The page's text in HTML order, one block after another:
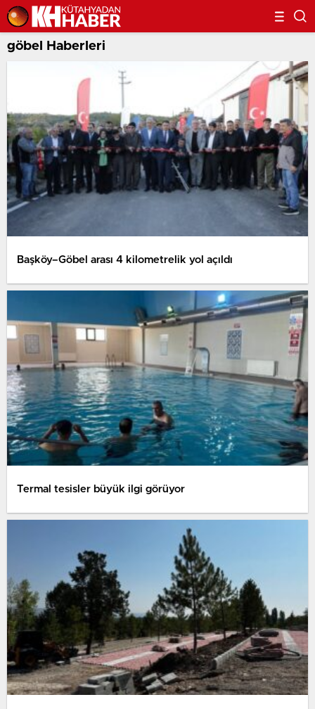
göbel Haberleri
Başköy–Göbel arası 4 kilometrelik yol açıldı
Termal tesisler büyük ilgi görüyor